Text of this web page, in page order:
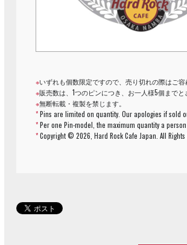
※いずれも個数限定ですので、売り切れの際はご容
※販売数は、1つのピンにつき、お一人様5個までと
※無断転載・複製を禁じます。
*Pins are limited on quantity. Our apologies if sold
*Per one Pin-model, the maximum quantity a
*Copyright ©2026, Hard Rock Cafe Japan. All Rights